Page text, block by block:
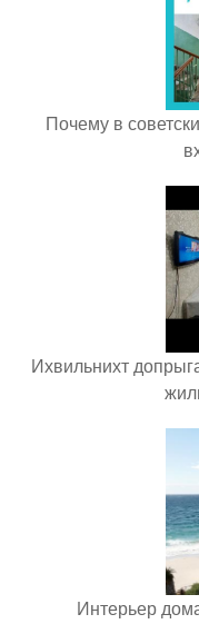
Почему в
Ихвильнихт
Интерьер